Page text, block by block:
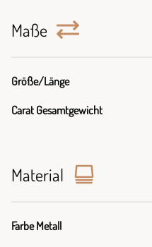
Maße
Größe/Länge
Carat Gesamtgewicht
Material
Farbe Metall